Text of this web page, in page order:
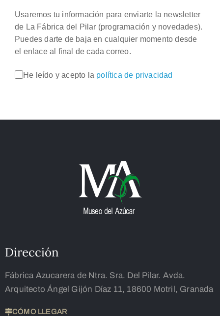
Usaremos tu información para enviarte la newsletter
de La Fábrica del Pilar (programación y novedades).
Puedes darte de baja en cualquier momento desde
el enlace al final de cada correo.
He leído y acepto la política de privacidad
Dirección
Fábrica Azucarera de Ntra. Sra. Del Pilar. Avda.
Arquitecto Ángel Gijón Díaz 11, 18600 Motril, Granada
CÓMO LLEGAR